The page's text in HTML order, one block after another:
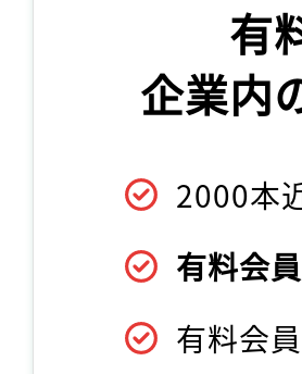
有
企業内
2000本
有料会
有料会